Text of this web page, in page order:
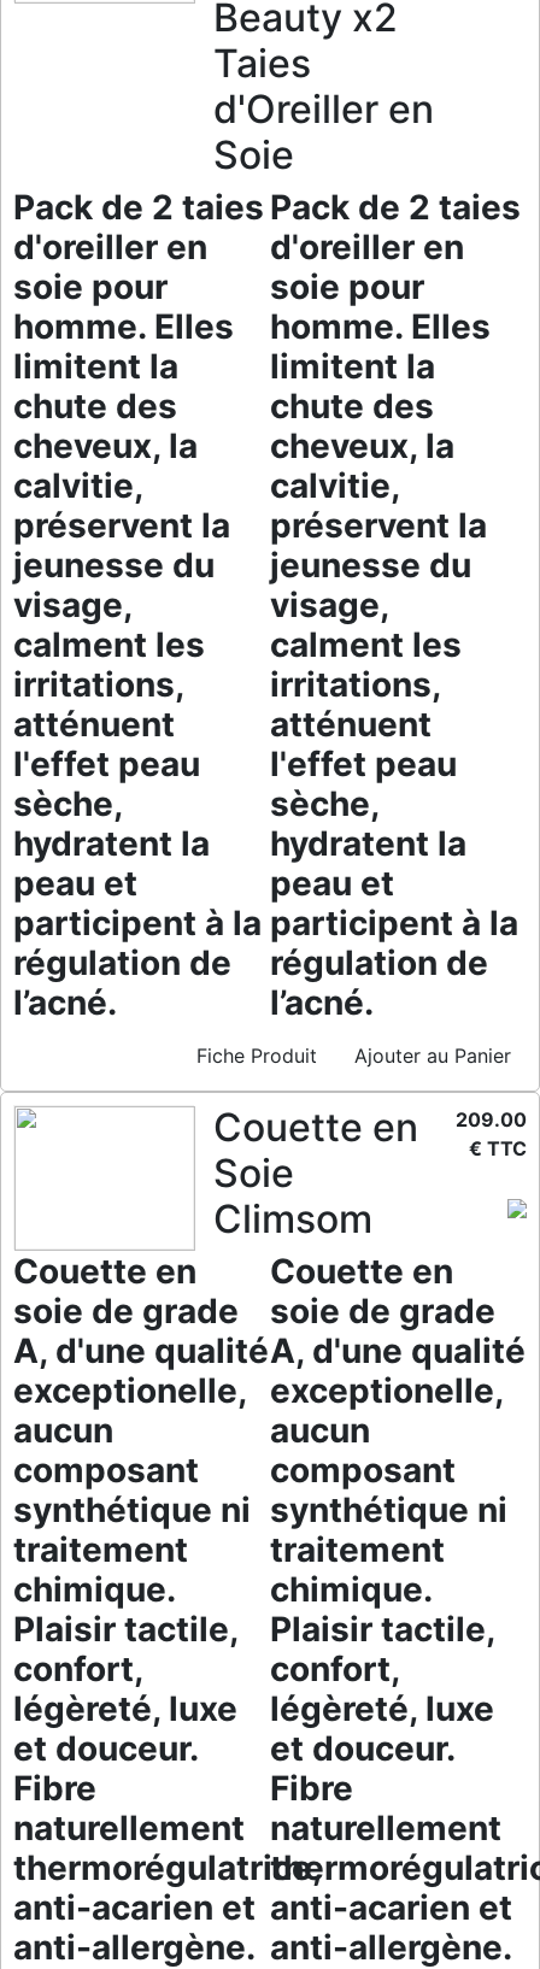
Beauty x2
Taies
d'Oreiller en
Soie
Pack de 2 taies
d'oreiller en
soie pour
homme. Elles
limitent la
chute des
cheveux, la
calvitie,
préservent la
jeunesse du
visage,
calment les
irritations,
atténuent
l'effet peau
sèche,
hydratent la
peau et
participent à la
régulation de
l’acné.
Pack de 2 taies
d'oreiller en
soie pour
homme. Elles
limitent la
chute des
cheveux, la
calvitie,
préservent la
jeunesse du
visage,
calment les
irritations,
atténuent
l'effet peau
sèche,
hydratent la
peau et
participent à la
régulation de
l’acné.
Fiche Produit Ajouter au Panier
Couette en
Soie
Climsom
Couette en
soie de grade
A, d'une qualité
exceptionelle,
aucun
composant
synthétique ni
traitement
chimique.
Plaisir tactile,
confort,
légèreté, luxe
et douceur.
Fibre
naturellement
thermorégulatrice,
anti-acarien et
anti-allergène.
Couette en
soie de grade
A, d'une qualité
exceptionelle,
aucun
composant
synthétique ni
traitement
chimique.
Plaisir tactile,
confort,
légèreté, luxe
et douceur.
Fibre
naturellement
anti-acarien et
anti-allergène.
209.00
€ TTC